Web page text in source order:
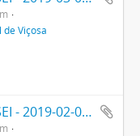
Viçosa
REUNIAO 018 - CGA-SEI - 2019-02-04- PPO